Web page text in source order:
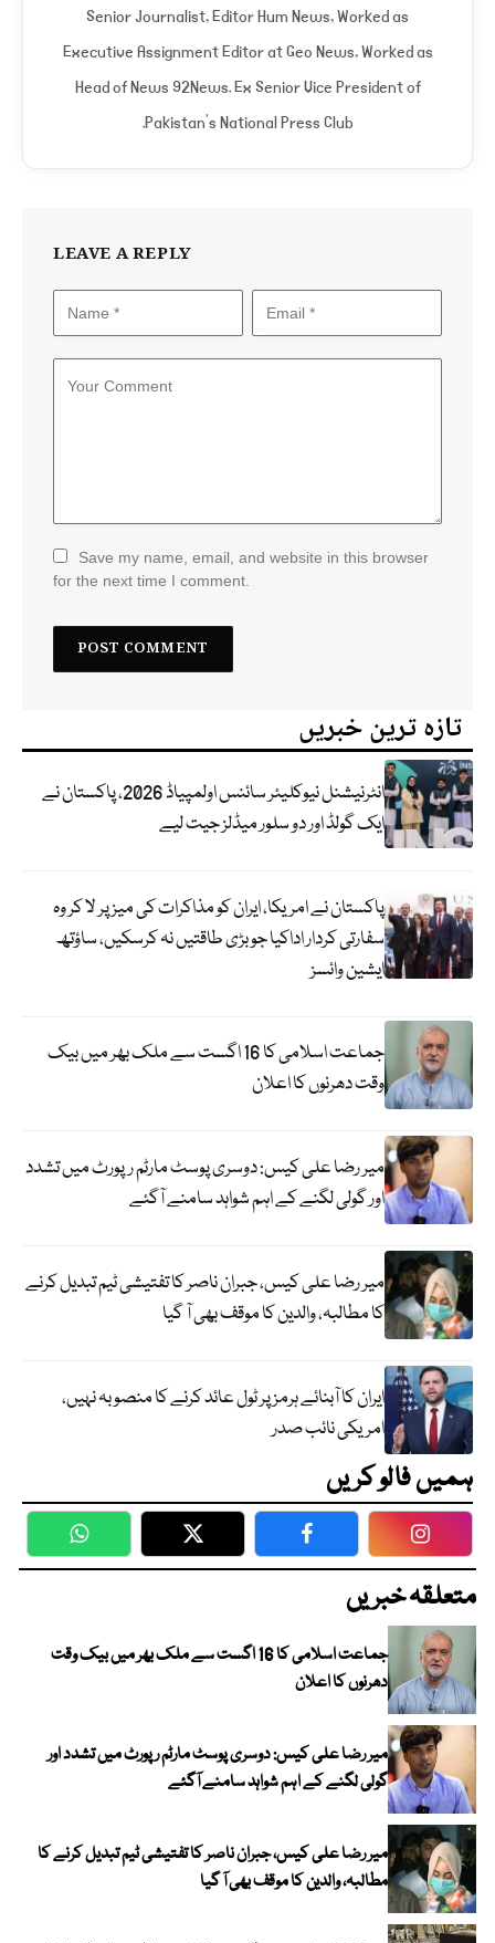
Senior Journalist, Editor Hum News, Worked as
Executive Assignment Editor at Geo News, Worked as
Head of News 92News. Ex Senior Vice President of
Pakistan's National Press Club.
LEAVE A REPLY
Save my name, email, and website in this browser
for the next time I comment.
تازہ ترین خبریں
انٹرنیشنل نیوکلیئر سائنس اولمپیاڈ 2026، پاکستان نے
ایک گولڈ اور دو سلور میڈلز جیت لیے
پاکستان نے امریکا، ایران کو مذاکرات کی میز پر لا کر وہ
سفارتی کردار اداکیا جو بڑی طاقتیں نہ کرسکیں، ساؤتھ
ایشین وائسز
جماعت اسلامی کا 16 اگست سے ملک بھر میں بیک
وقت دھرنوں کا اعلان
میر رضا علی کیس: دوسری پوسٹ مارٹم رپورٹ میں تشدد
اور گولی لگنے کے اہم شواہد سامنے آگئے
میر رضا علی کیس، جبران ناصر کا تفتیشی ٹیم تبدیل کرنے
کا مطالبہ، والدین کا موقف بھی آ گیا
ایران کا آبنائے ہرمز پر ٹول عائد کرنے کا منصوبہ نہیں،
امریکی نائب صدر
ہمیں فالو کریں
WhatsApp Twitter Facebook
متعلقہ خبریں
جماعت اسلامی کا 16 اگست سے ملک بھر میں بیک وقت
دھرنوں کا اعلان
میر رضا علی کیس: دوسری پوسٹ مارٹم رپورٹ میں تشدد اور
گولی لگنے کے اہم شواہد سامنے آگئے
میر رضا علی کیس، جبران ناصر کا تفتیشی ٹیم تبدیل کرنے کا
مطالبہ، والدین کا موقف بھی آ گیا